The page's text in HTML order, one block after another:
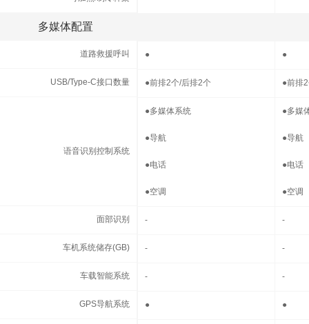
多媒体配置
道路救援呼叫 ● ●
USB/Type-C接口数量 ●前排2个/后排2个 ●前排
●多媒体系统
●导航
●电话
●空调
●多媒
●导航
●电话
●空调
面部识别 - -
车机系统储存(GB) - -
车载智能系统 - -
GPS导航系统 ● ●
多媒体配置
道路救援呼叫
USB/Type-C接口数量
语音识别控制系统
面部识别
车机系统储存(GB)
车载智能系统
GPS导航系统